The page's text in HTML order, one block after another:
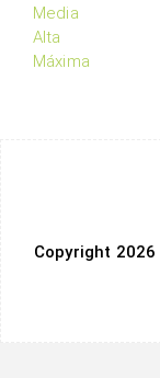
Media
Alta
Máxima
Copyright 2026